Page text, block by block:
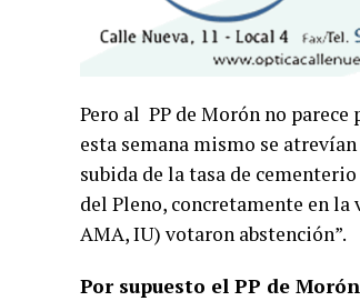
Pero al PP de Morón no
esta semana mismo se
subida de la tasa de
del Pleno, concretamente en la
AMA, IU) votaron abstención”.
Por supuesto el PP de